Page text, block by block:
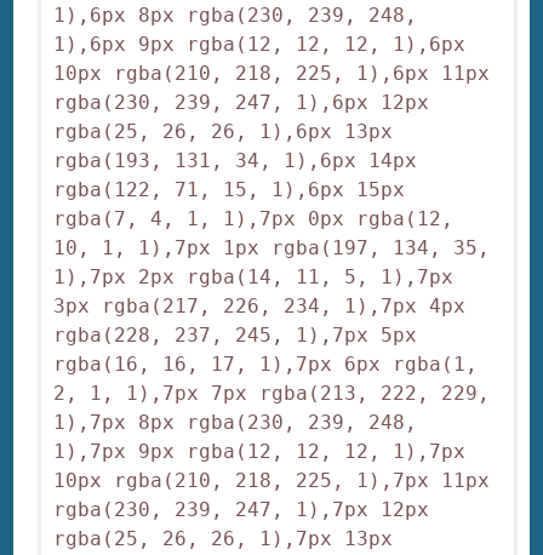
1),6px 8px rgba(230, 239, 248,
1),6px 9px rgba(12, 12, 12, 1),6px
10px rgba(210, 218, 225, 1),6px 11px
rgba(230, 239, 247, 1),6px 12px
rgba(25, 26, 26, 1),6px 13px
rgba(193, 131, 34, 1),6px 14px
rgba(122, 71, 15, 1),6px 15px
rgba(7, 4, 1, 1),7px 0px rgba(12,
10, 1, 1),7px 1px rgba(197, 134, 35,
1),7px 2px rgba(14, 11, 5, 1),7px
3px rgba(217, 226, 234, 1),7px 4px
rgba(228, 237, 245, 1),7px 5px
rgba(16, 16, 17, 1),7px 6px rgba(1,
2, 1, 1),7px 7px rgba(213, 222, 229,
1),7px 8px rgba(230, 239, 248,
1),7px 9px rgba(12, 12, 12, 1),7px
10px rgba(210, 218, 225, 1),7px 11px
rgba(230, 239, 247, 1),7px 12px
rgba(25, 26, 26, 1),7px 13px